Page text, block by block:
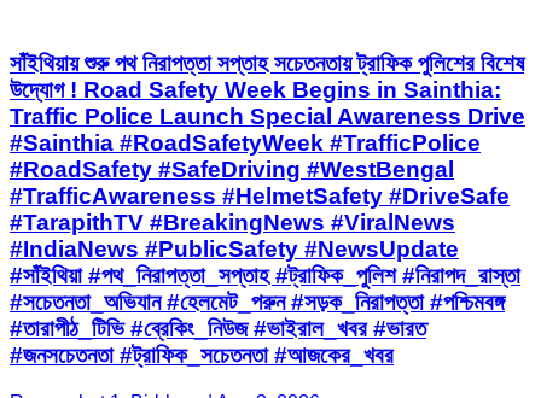
সাঁইথিয়ায় শুরু পথ নিরাপত্তা সপ্তাহ সচেতনতায় ট্রাফিক পুলিশের বিশেষ
উদ্যোগ ! Road Safety Week Begins in Sainthia:
Traffic Police Launch Special Awareness Drive
#Sainthia #RoadSafetyWeek #TrafficPolice
#RoadSafety #SafeDriving #WestBengal
#TrafficAwareness #HelmetSafety #DriveSafe
#TarapithTV #BreakingNews #ViralNews
#IndiaNews #PublicSafety #NewsUpdate
#সাঁইথিয়া #পথ_নিরাপত্তা_সপ্তাহ #ট্রাফিক_পুলিশ #নিরাপদ_রাস্তা
#সচেতনতা_অভিযান #হেলমেট_পরুন #সড়ক_নিরাপত্তা #পশ্চিমবঙ্গ
#তারাপীঠ_টিভি #ব্রেকিং_নিউজ #ভাইরাল_খবর #ভারত
#জনসচেতনতা #ট্রাফিক_সচেতনতা #আজকের_খবর